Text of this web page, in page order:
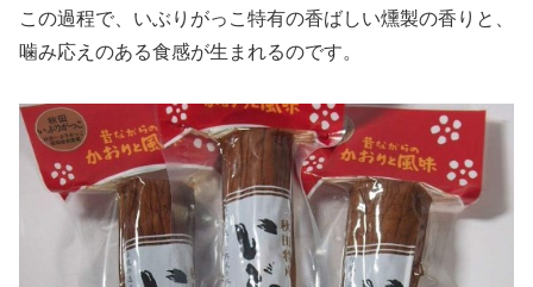
この過程で、いぶりがっこ特有の香ばしい燻製の香りと、
噛み応えのある食感が生まれるのです。